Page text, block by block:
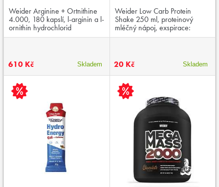
Weider Arginine + Ortnithine
4.000, 180 kapslí, l-arginin a l-
ornithin hydrochlorid
610 Kč Skladem
Weider Low Carb Protein
Shake 250 ml, proteinový
mléčný nápoj, exspirace:
03/2026
20 Kč Skladem